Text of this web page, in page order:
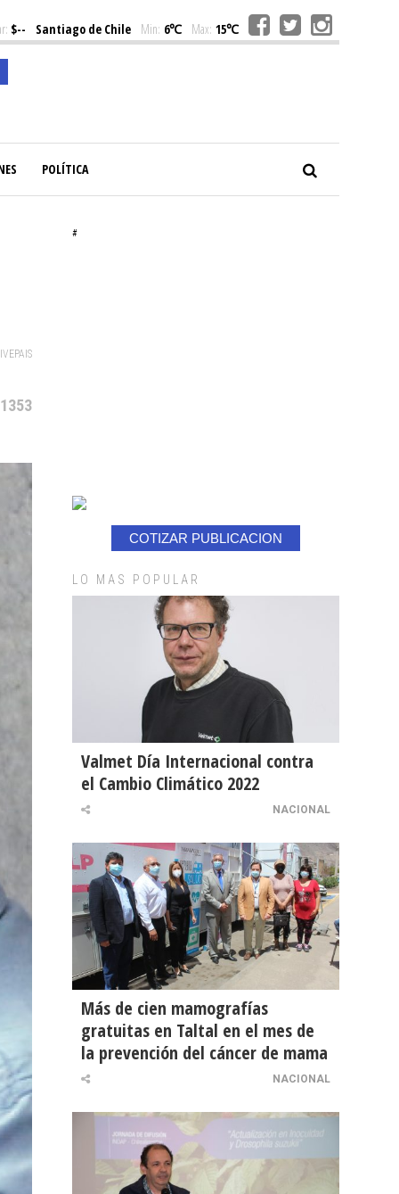
$-- Santiago de Chile Min: 6℃ Max: 15℃
POLÍTICA
#
COTIZAR PUBLICACION
LO MAS POPULAR
Valmet Día Internacional contra
el Cambio Climático 2022
NACIONAL
Más de cien mamografías
gratuitas en Taltal en el mes de
la prevención del cáncer de mama
NACIONAL